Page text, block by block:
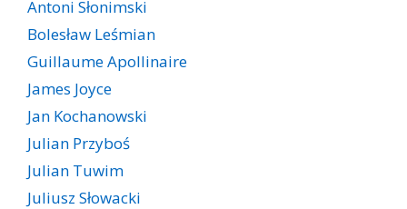
Antoni Słonimski
Bolesław Leśmian
Guillaume Apollinaire
James Joyce
Jan Kochanowski
Julian Przyboś
Julian Tuwim
Juliusz Słowacki